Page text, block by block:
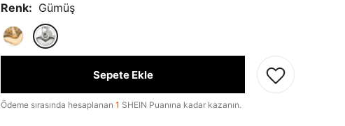
Renk: Gümüş
Sepete Ekle
Ödeme sırasında hesaplanan 1 SHEIN Puanına kadar kazanın.